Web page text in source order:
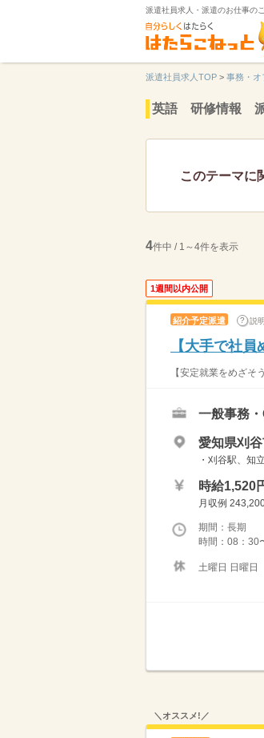
派遣社員求人・派遣のお仕事の
派遣社員求人TOP > 事務・オ
英語 研修情報 派
このテーマに
4件中 / 1～4件を表示
1週間以内公開
紹介予定派遣 説明
【大手で社
【安定就業をめざ
一般事務
愛知県刈
・刈谷駅、知
時給1,520
月収例
期間：長期
時間：08：30
土曜日 日曜日
＼オススメ!／